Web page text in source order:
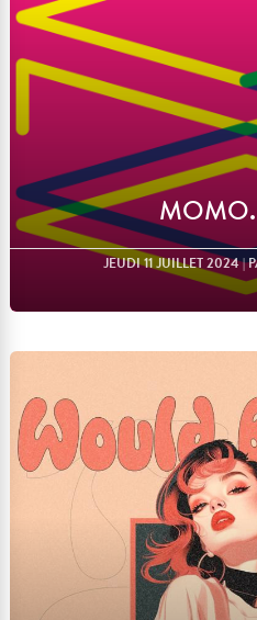
JEUDI 11 JUILLET 2024|
Lire